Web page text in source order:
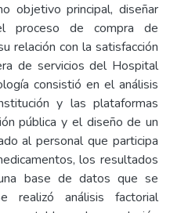
objetivo principal, diseñar
proceso de compra de
relación con la satisfacción
de servicios del Hospital
consistió en el análisis
y las plataformas
pública y el diseño de un
al personal que participa
los resultados
base de datos que se
análisis factorial